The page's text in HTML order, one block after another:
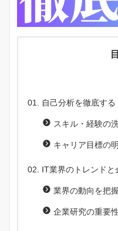
自己分析を徹底する
スキル・経験の
キャリア目標の
IT業界のトレンドと
業界の動向を把
企業研究の重要性